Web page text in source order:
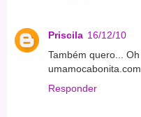
Priscila 16/12/10
Também quero...
umamocabonita.com
Responder